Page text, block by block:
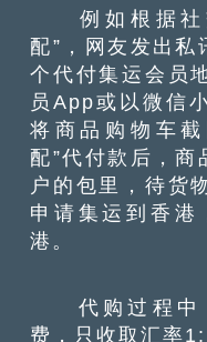
例如根据社
配”，网友发出私
个代付集运会员
员App或以微信
将商品购物车
配”代付款后，商
户的包里，待货
申请集运到香港
港。
代购过程中，
费，只收取汇率